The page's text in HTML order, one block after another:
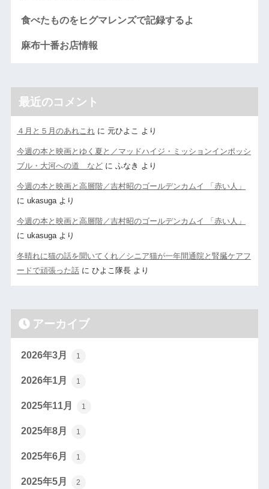
食べたものをヒグマレンズで記録するよ
麻布十番お店情報
最近のコメント
４月と５月のあれこれに 元ひよこ より
今週の本と映画とゆく夏と／マッドハイジ・ミッションインポッシ
ブル・大河への道 などに ふなき より
今週の本と映画と高層階／吉村昭のゴールデンカムイ 「赤い人」
に ukasugaより
今週の本と映画と高層階／吉村昭のゴールデンカムイ 「赤い人」
に ukasugaより
冬晴れに猫の話を聞いてくれ／シニア猫が一年間通院と腎臓ケアフ
ードで頑張った話に ひよこ隊長より
アーカイブ
2026年3月 1
2026年1月 1
2025年11月 1
2025年8月 1
2025年6月 1
2025年5月 2